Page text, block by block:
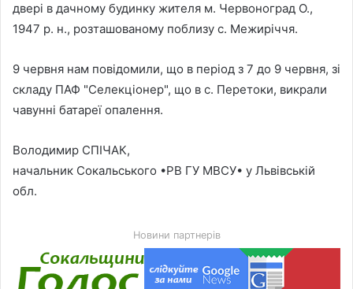
двері в дачному будинку жителя м. Червоноград О.,
1947 р. н., розташованому поблизу с. Межиріччя.
9 червня нам повідомили, що в період з 7 до 9 червня, зі
складу ПАФ "Селекціонер", що в с. Перетоки, викрали
чавунні батареї опалення.
Володимир СПІЧАК,
начальник Сокальського •РВ ГУ МВСУ• у Львівській
обл.
Новини партнерів